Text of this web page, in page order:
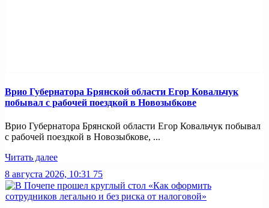
Врио Губернатора Брянской области Егор Ковальчук
побывал с рабочей поездкой в Новозыбкове
Врио Губернатора Брянской области Егор Ковальчук побывал
с рабочей поездкой в Новозыбкове, ...
Читать далее
8 августа 2026, 10:31 75